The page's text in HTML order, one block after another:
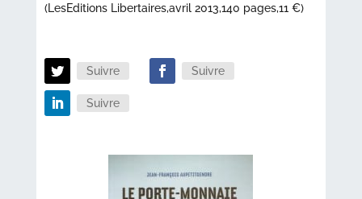
(LesEditions Libertaires,avril 2013,140 pages,11 €)
Suivre Suivre
Suivre